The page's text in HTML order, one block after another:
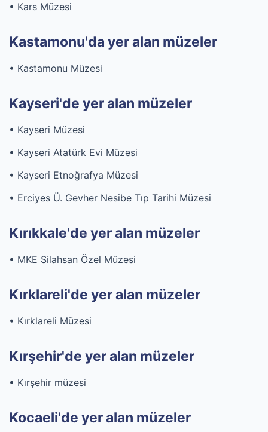
• Kars Müzesi
Kastamonu'da yer alan müzeler
• Kastamonu Müzesi
Kayseri'de yer alan müzeler
• Kayseri Müzesi
• Kayseri Atatürk Evi Müzesi
• Kayseri Etnoğrafya Müzesi
• Erciyes Ü. Gevher Nesibe Tıp Tarihi Müzesi
Kırıkkale'de yer alan müzeler
• MKE Silahsan Özel Müzesi
Kırklareli'de yer alan müzeler
• Kırklareli Müzesi
Kırşehir'de yer alan müzeler
• Kırşehir müzesi
Kocaeli'de yer alan müzeler